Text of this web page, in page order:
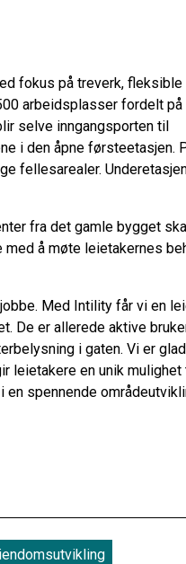
fokus på treverk, fleksible
arbeidsplasser fordelt på
selve inngangsporten til
i den åpne førsteetasjen.
fellesarealer.
fra det gamle bygget
å møte leietakernes
Med Intility får vi en
De er allerede aktive
i gaten. Vi er
leietakere en unik
spennende